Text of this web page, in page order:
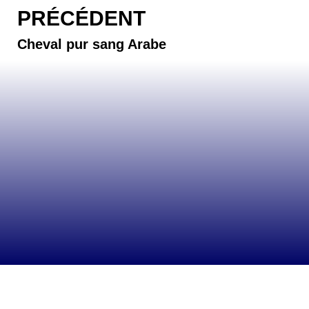
PRÉCÉDENT
Cheval pur sang Arabe